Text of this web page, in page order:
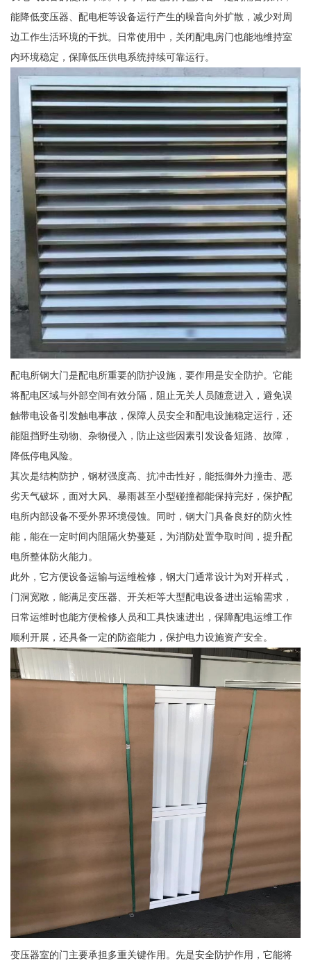
能降低变压器、配电柜等设备运行产生的噪音向外扩散，减少对周
边工作生活环境的干扰。日常使用中，关闭配电房门也能地维持室
内环境稳定，保障低压供电系统持续可靠运行。
配电所钢大门是配电所重要的防护设施，要作用是安全防护。它能
将配电区域与外部空间有效分隔，阻止无关人员随意进入，避免误
触带电设备引发触电事故，保障人员安全和配电设施稳定运行，还
能阻挡野生动物、杂物侵入，防止这些因素引发设备短路、故障，
降低停电风险。
其次是结构防护，钢材强度高、抗冲击性好，能抵御外力撞击、恶
劣天气破坏，面对大风、暴雨甚至小型碰撞都能保持完好，保护配
电所内部设备不受外界环境侵蚀。同时，钢大门具备良好的防火性
能，能在一定时间内阻隔火势蔓延，为消防处置争取时间，提升配
电所整体防火能力。
此外，它方便设备运输与运维检修，钢大门通常设计为对开样式，
门洞宽敞，能满足变压器、开关柜等大型配电设备进出运输需求，
日常运维时也能方便检修人员和工具快速进出，保障配电运维工作
顺利开展，还具备一定的防盗能力，保护电力设施资产安全。
变压器室的门主要承担多重关键作用。先是安全防护作用，它能将